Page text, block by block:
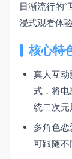
日渐流行的
浸式观看体验
核心特
真人互
式，将
统二次
多角色
可跟随